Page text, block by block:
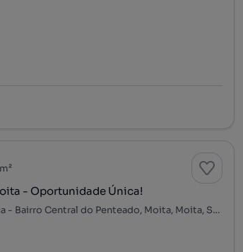
- Oportunidade Única!
Rua Bento de Jesus Caraça - Bairro Central do Penteado, Moita, Moita, Setúbal